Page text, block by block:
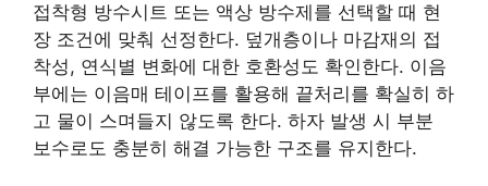
접착형 방수시트 또는 액상 방수제를 선택할 때 현
장 조건에 맞춰 선정한다. 덮개층이나 마감재의 접
착성, 연식별 변화에 대한 호환성도 확인한다. 이음
부에는 이음매 테이프를 활용해 끝처리를 확실히 하
고 물이 스며들지 않도록 한다. 하자 발생 시 부분
보수로도 충분히 해결 가능한 구조를 유지한다.